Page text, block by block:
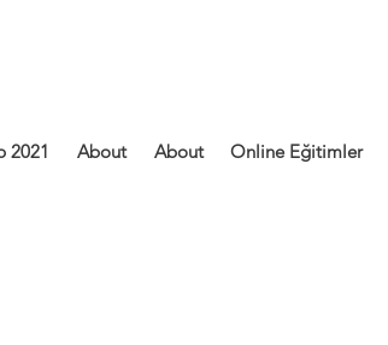
2021 About About Online Eğitimler